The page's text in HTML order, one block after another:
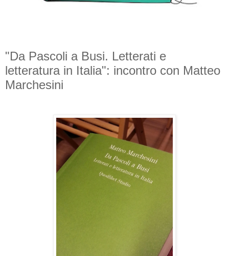
"Da Pascoli a Busi. Letterati e
letteratura in Italia": incontro con Matteo
Marchesini